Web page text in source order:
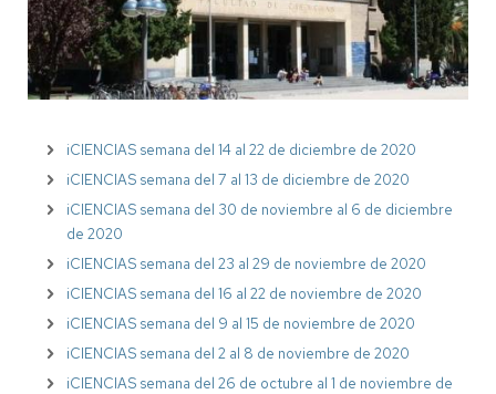
iCIENCIAS semana del 14 al 22 de diciembre de 2020
iCIENCIAS semana del 7 al 13 de diciembre de 2020
iCIENCIAS semana del 30 de noviembre al 6 de diciembre
de 2020
iCIENCIAS semana del 23 al 29 de noviembre de 2020
iCIENCIAS semana del 16 al 22 de noviembre de 2020
iCIENCIAS semana del 9 al 15 de noviembre de 2020
iCIENCIAS semana del 2 al 8 de noviembre de 2020
iCIENCIAS semana del 26 de octubre al 1 de noviembre de